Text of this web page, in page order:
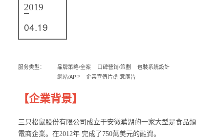
2019
04.19
品牌策略/全案 口碑營銷/策劃
包裝系統設計
網站/APP
企業宣傳片/創意廣告
【企業背景】
三只松鼠股份有限公司成立于安徽蕪湖的一家大型是食品類
電商企業。在2012年 完成了750萬美元的融資。